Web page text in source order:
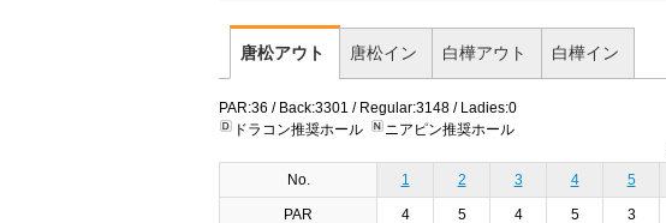
唐松アウト 唐松イン 白樺アウト 白樺イン
PAR:36 / Back:3301 / Regular:3148 / Ladies:0
ドラコン推奨ホール
ニアピン推奨ホール
No.
1 2 3 4 5
PAR 4 5 4 5 3